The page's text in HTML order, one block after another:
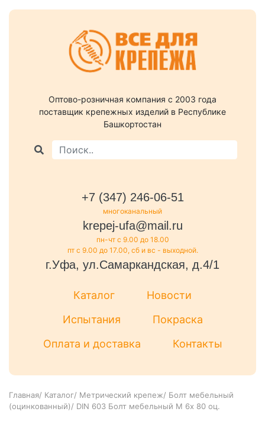
Оптово-розничная компания c 2003 года
поставщик крепежных изделий в Республике
Башкортостан
+7 (347) 246-06-51
многоканальный
krepej-ufa@mail.ru
пн-чт с 9.00 до 18.00
пт с 9.00 до 17.00, сб и вс - выходной.
г.Уфа, ул.Самаркандская, д.4/1
Каталог
Новости
Испытания
Покраска
Оплата и доставка
Контакты
Главная/ Каталог/ Метрический крепеж/ Болт мебельный
(оцинкованный)/ DIN 603 Болт мебельный М 6х 80 оц.